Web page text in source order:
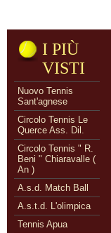
I PIÙ
VISTI
Nuovo Tennis
Sant'agnese
Circolo Tennis Le
Querce Ass. Dil.
Circolo Tennis " R.
Beni " Chiaravalle (
An )
A.s.d. Match Ball
A.s.t.d. L'olimpica
Tennis Apua